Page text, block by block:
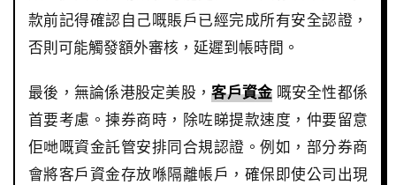
款前記得確認自己嘅賬戶已經完成所有安全認證，
否則可能觸發額外審核，延遲到帳時間。
最後，無論係港股定美股，客戶資金 嘅安全性都係
首要考慮。揀券商時，除咗睇提款速度，仲要留意
佢哋嘅資金託管安排同合規認證。例如，部分券商
會將客戶資金存放喺隔離帳戶，確保即使公司出現